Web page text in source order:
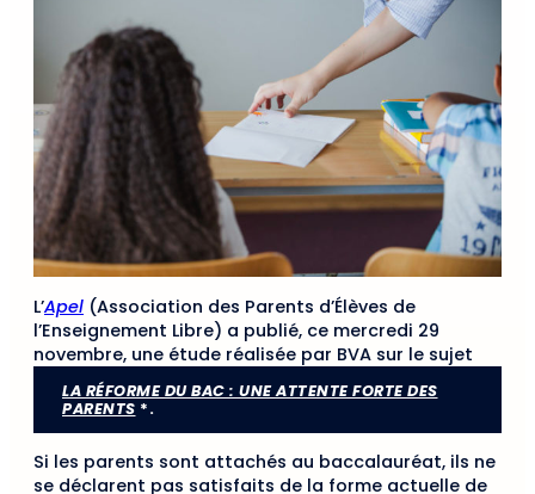
L’Apel (Association des Parents d’Élèves de
l’Enseignement Libre) a publié, ce mercredi 29
novembre, une étude réalisée par BVA sur le sujet
LA RÉFORME DU BAC : UNE ATTENTE FORTE DES
PARENTS *.
Si les parents sont attachés au baccalauréat, ils ne
se déclarent pas satisfaits de la forme actuelle de